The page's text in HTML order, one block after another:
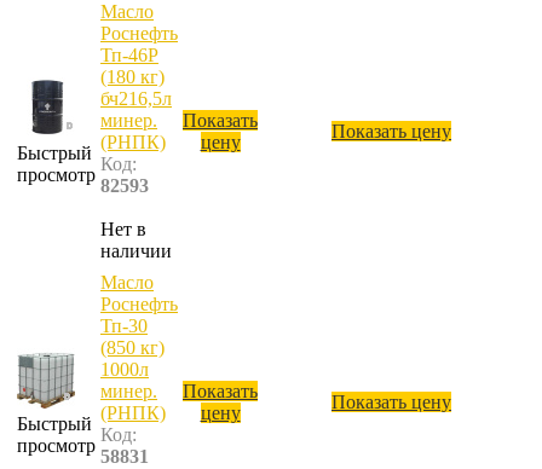
Быстрый
просмотр
Масло
Роснефть
Тп-46Р
(180 кг)
бч216,5л
минер.
(РНПК)
Код:
82593
Нет в
наличии
Показать
цену
Показать цену
Быстрый
просмотр
Масло
Роснефть
Тп-30
(850 кг)
1000л
минер.
(РНПК)
Код:
58831
Показать
цену
Показать цену